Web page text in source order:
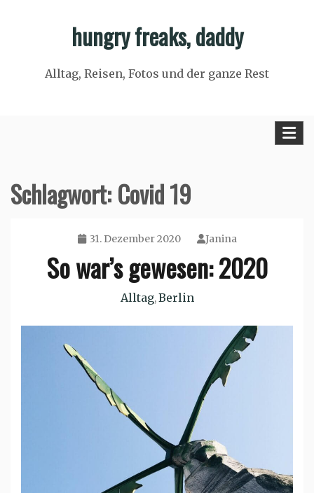
hungry freaks, daddy
Alltag, Reisen, Fotos und der ganze Rest
Schlagwort:Covid 19
31. Dezember 2020 Janina
So war’s gewesen: 2020
Alltag,Berlin